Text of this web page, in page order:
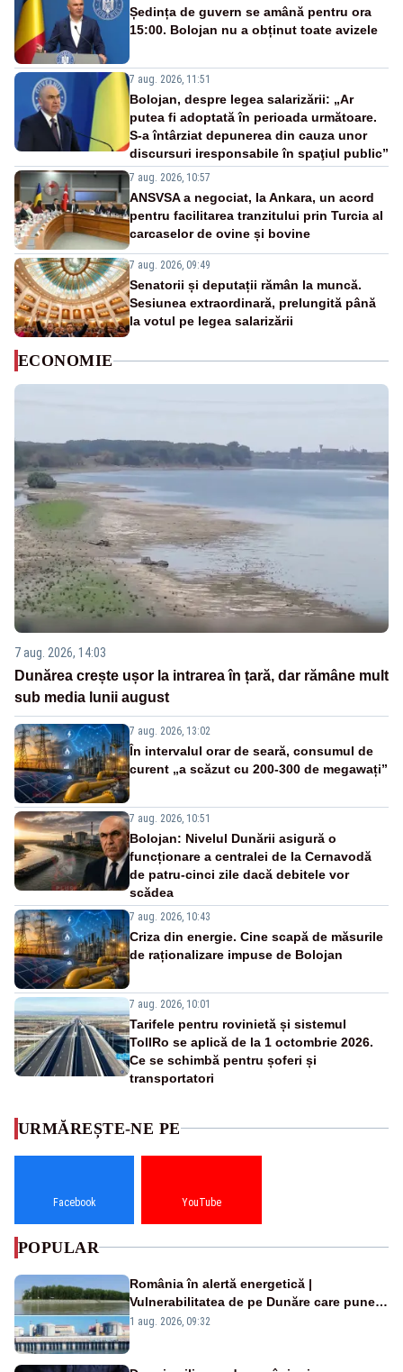
Ședința de guvern se amână pentru ora
15:00. Bolojan nu a obținut toate avizele
7 aug. 2026, 11:51
Bolojan, despre legea salarizării: „Ar
putea fi adoptată în perioada următoare.
S-a întârziat depunerea din cauza unor
discursuri iresponsabile în spaţiul public”
7 aug. 2026, 10:57
ANSVSA a negociat, la Ankara, un acord
pentru facilitarea tranzitului prin Turcia al
carcaselor de ovine și bovine
7 aug. 2026, 09:49
Senatorii și deputații rămân la muncă.
Sesiunea extraordinară, prelungită până
la votul pe legea salarizării
ECONOMIE
7 aug. 2026, 14:03
Dunărea crește ușor la intrarea în țară, dar rămâne mult
sub media lunii august
7 aug. 2026, 13:02
În intervalul orar de seară, consumul de
curent „a scăzut cu 200-300 de megawați”
7 aug. 2026, 10:51
Bolojan: Nivelul Dunării asigură o
funcționare a centralei de la Cernavodă
de patru-cinci zile dacă debitele vor
scădea
7 aug. 2026, 10:43
Criza din energie. Cine scapă de măsurile
de raționalizare impuse de Bolojan
7 aug. 2026, 10:01
Tarifele pentru rovinietă și sistemul
TollRo se aplică de la 1 octombrie 2026.
Ce se schimbă pentru șoferi și
transportatori
URMĂREȘTE-NE PE
Facebook YouTube
POPULAR
România în alertă energetică |
Vulnerabilitatea de pe Dunăre care pune
în pericol Centrala Cernavodă era
1 aug. 2026, 09:32